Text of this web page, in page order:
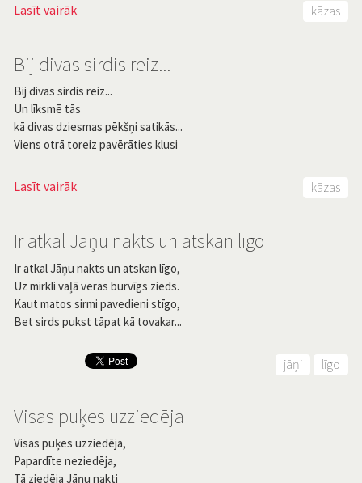
Lasīt vairāk kāzas
Bij divas sirdis reiz...
Bij divas sirdis reiz...
Un līksmē tās
kā divas dziesmas pēkšņi satikās...
Viens otrā toreiz pavērāties klusi
Lasīt vairāk kāzas
Ir atkal Jāņu nakts un atskan līgo
Ir atkal Jāņu nakts un atskan līgo,
Uz mirkli vaļā veras burvīgs zieds.
Kaut matos sirmi pavedieni stīgo,
Bet sirds pukst tāpat kā tovakar...
jāņi līgo
Visas puķes uzziedēja
Visas puķes uzziedēja,
Papardīte neziedēja,
Tā ziedēja Jāņu nakti